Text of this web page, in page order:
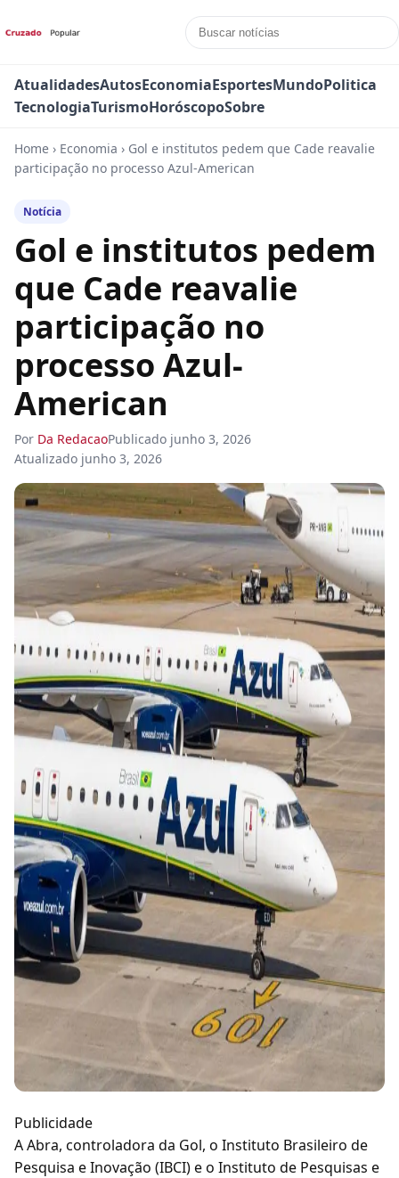
AtualidadesAutosEconomiaEsportesMundoPolitica
TecnologiaTurismoHoróscopoSobre
Home › Economia › Gol e institutos pedem que Cade reavalie
participação no processo Azul-American
Notícia
Gol e institutos pedem
que Cade reavalie
participação no
processo Azul-
American
Por Da RedacaoPublicado junho 3, 2026
Atualizado junho 3, 2026
Publicidade
A Abra, controladora da Gol, o Instituto Brasileiro de
Pesquisa e Inovação (IBCI) e o Instituto de Pesquisas e